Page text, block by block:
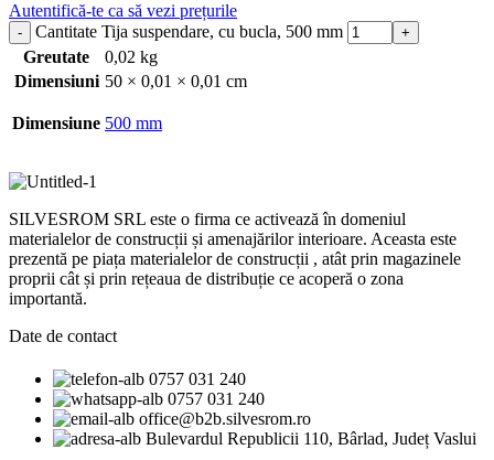
Autentifică-te ca să vezi prețurile
Cantitate Tija suspendare, cu bucla, 500 mm
Greutate
0,02 kg
Dimensiuni 50 × 0,01 × 0,01 cm
Dimensiune 500 mm
SILVESROM SRL este o firma ce activează în domeniul
materialelor de construcții și amenajărilor interioare. Aceasta este
prezentă pe piața materialelor de construcții , atât prin magazinele
proprii cât și prin rețeaua de distribuție ce acoperă o zona
importantă.
Date de contact
0757 031 240
0757 031 240
office@b2b.silvesrom.ro
Bulevardul Republicii 110, Bârlad, Județ Vaslui